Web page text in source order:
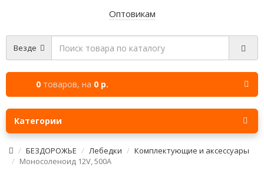
Оптовикам
Везде
0 товаров, на 0 р.
Категории
БЕЗДОРОЖЬЕ Лебедки
Комплектующие и аксессуары
Моносоленоид 12V, 500A